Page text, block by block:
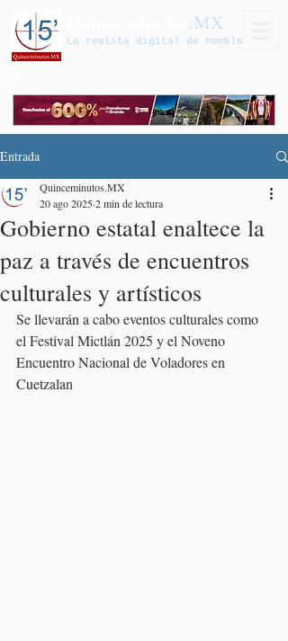
.MX
La revista digital de Puebla
Entrada
Gobierno estatal enaltece la
paz a través de encuentros
culturales y artísticos
Quinceminutos.MX
20 ago 20252 min de lectura
Se llevarán a cabo eventos culturales como
el Festival Mictlán 2025 y el Noveno
Encuentro Nacional de Voladores en
Cuetzalan